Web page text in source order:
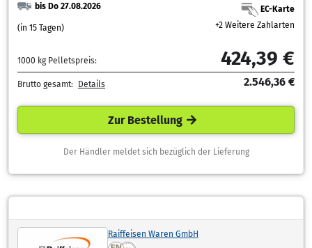
bis Do 27.08.2026
(in 15 Tagen)
EC-Karte
+2 Weitere Zahlarten
1000 kg Pelletspreis: 424,39 €
Brutto gesamt: Details 2.546,36 €
Zur Bestellung
Der Händler meldet sich bezüglich der Lieferung
Raiffeisen Waren GmbH